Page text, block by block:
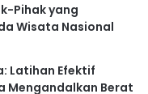
Pihak yang
Wisata Nasional
Latihan Efektif
Mengandalkan Berat